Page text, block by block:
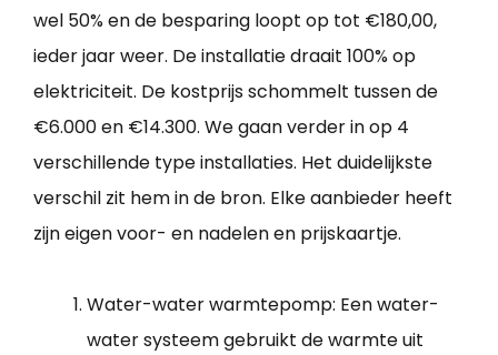
wel 50% en de besparing loopt op tot €180,00,
ieder jaar weer. De installatie draait 100% op
elektriciteit. De kostprijs schommelt tussen de
€6.000 en €14.300. We gaan verder in op 4
verschillende type installaties. Het duidelijkste
verschil zit hem in de bron. Elke aanbieder heeft
zijn eigen voor- en nadelen en prijskaartje.
Water-water warmtepomp: Een water-
water systeem gebruikt de warmte uit